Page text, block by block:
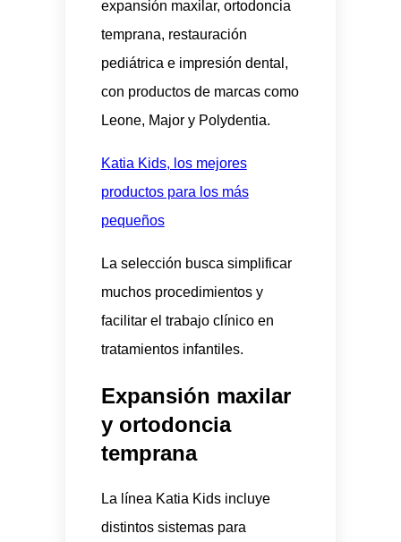
expansión maxilar, ortodoncia
temprana, restauración
pediátrica e impresión dental,
con productos de marcas como
Leone, Major y Polydentia.
Katia Kids, los mejores
productos para los más
pequeños
La selección busca simplificar
muchos procedimientos y
facilitar el trabajo clínico en
tratamientos infantiles.
Expansión maxilar
y ortodoncia
temprana
La línea Katia Kids incluye
distintos sistemas para